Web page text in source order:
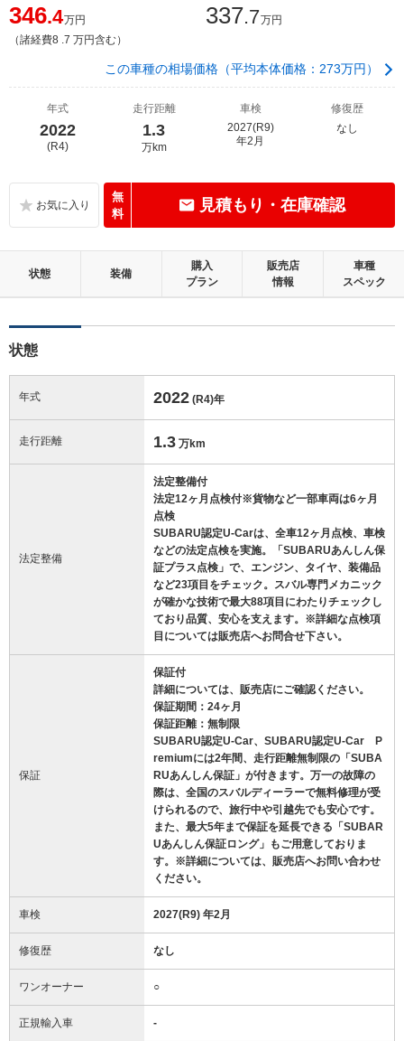
346.4万円
（諸経費8 .7 万円含む）
337.7万円
この車種の相場価格（平均本体価格：273万円）
年式
2022
(R4)
走行距離
1.3
万km
車検
2027(R9)
年2月
修復歴
なし
無
料
見積もり・在庫確認
状態 装備
購入
プラン
販売店
情報
車種
スペック
状態
年式 2022 (R4)年
走行距離 1.3 万km
法定整備
法定整備付
法定12ヶ月点検付※貨物など一部車両は6ヶ月
点検
SUBARU認定U-Carは、全車12ヶ月点検、車検
などの法定点検を実施。「SUBARUあんしん保
証プラス点検」で、エンジン、タイヤ、装備品
など23項目をチェック。スバル専門メカニック
が確かな技術で最大88項目にわたりチェックし
ており品質、安心を支えます。※詳細な点検項
目については販売店へお問合せ下さい。
保証
保証付
詳細については、販売店にご確認ください。
保証期間：24ヶ月
保証距離：無制限
SUBARU認定U-Car、SUBARU認定U-Car P
remiumには2年間、走行距離無制限の「SUBA
RUあんしん保証」が付きます。万一の故障の
際は、全国のスバルディーラーで無料修理が受
けられるので、旅行中や引越先でも安心です。
また、最大5年まで保証を延長できる「SUBAR
Uあんしん保証ロング」もご用意しておりま
す。※詳細については、販売店へお問い合わせ
ください。
車検 2027(R9) 年2月
修復歴 なし
ワンオーナー ○
正規輸入車 -